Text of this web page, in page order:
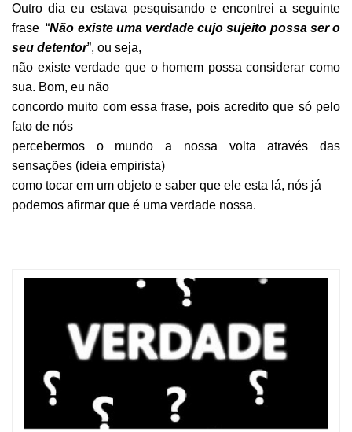
Outro dia eu estava pesquisando e encontrei a seguinte
frase “Não existe uma verdade cujo sujeito possa ser o
seu detentor”, ou seja,
não existe verdade que o homem possa considerar como
sua. Bom, eu não
concordo muito com essa frase, pois acredito que só pelo
fato de nós
percebermos o mundo a nossa volta através das
sensações (ideia empirista)
como tocar em um objeto e saber que ele esta lá, nós já
podemos afirmar que é uma verdade nossa.